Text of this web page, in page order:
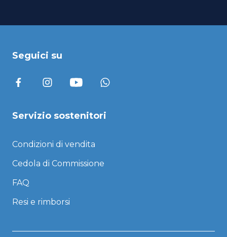
Seguici su
Servizio sostenitori
Condizioni di vendita
Cedola di Commissione
FAQ
Resi e rimborsi